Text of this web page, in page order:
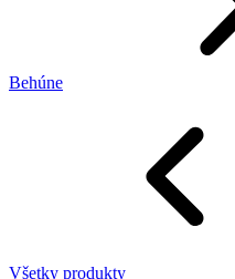
Behúne
Všetky produkty